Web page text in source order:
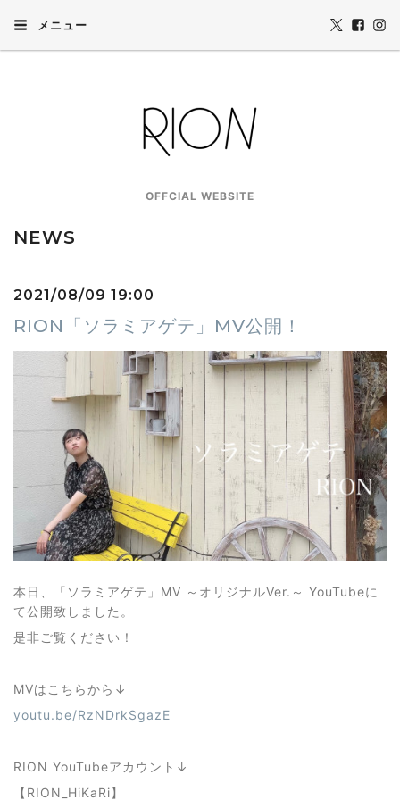
メニュー
OFFCIAL WEBSITE
NEWS
2021/08/09 19:00
RION「ソラミアゲテ」MV公開！
本日、「ソラミアゲテ」MV ～オリジナルVer.～ YouTubeに
て公開致しました。
是非ご覧ください！
MVはこちらから↓
youtu.be/RzNDrkSgazE
RION YouTubeアカウント↓
【RION_HiKaRi】